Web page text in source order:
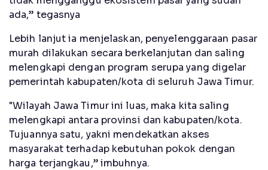
ada,” tegasnya
Lebih lanjut ia menjelaskan, penyelenggaraan pasar
murah dilakukan secara berkelanjutan dan saling
melengkapi dengan program serupa yang digelar
pemerintah kabupaten/kota di seluruh Jawa Timur.
"Wilayah Jawa Timur ini luas, maka kita saling
melengkapi antara provinsi dan kabupaten/kota.
Tujuannya satu, yakni mendekatkan akses
masyarakat terhadap kebutuhan pokok dengan
harga terjangkau,” imbuhnya.